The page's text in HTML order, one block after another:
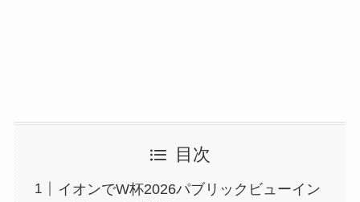
目次
イオンでW杯2026パブリックビューイン